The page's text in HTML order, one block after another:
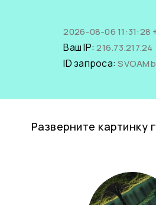
2026-08-06 11:31:28
Ваш IP:216.73.217.24
ID запроса:
Разверните картинку